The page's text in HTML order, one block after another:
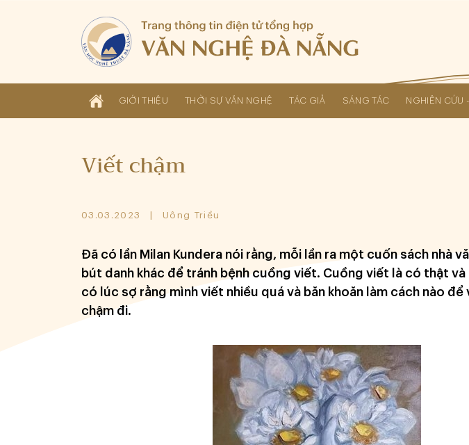
GIỚI THIỆU THỜI SỰ VĂN NGHỆ TÁC GIẢ SÁNG TÁC NGHIÊN CỨU
Viết chậm
03.03.2023 Uông Triều
Đã có lần Milan Kundera nói rằng, mỗi lần ra một cuốn sách nhà
bút danh khác để tránh bệnh cuồng viết. Cuồng viết là có thật
có lúc sợ rằng mình viết nhiều quá và băn khoăn làm cách nào để
chậm đi.